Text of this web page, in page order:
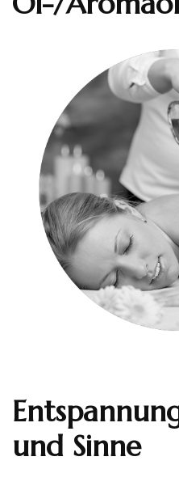
und Sinne